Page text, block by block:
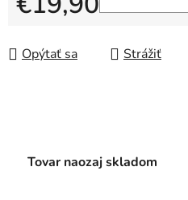
Opýtať sa Strážiť
Tovar naozaj skladom